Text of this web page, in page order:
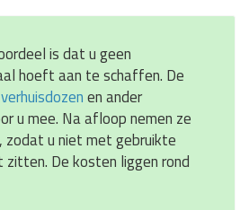
is dat u geen
hoeft aan te schaffen. De
verhuisdozenen ander
u mee. Na afloop nemen ze
zodat u niet met gebruikte
De kosten liggen rond